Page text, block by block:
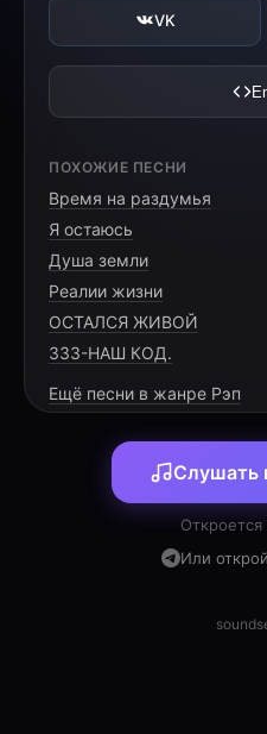
VK
ПОХОЖИЕ ПЕСНИ
Время на раздумья
Я остаюсь
Душа земли
Реалии жизни
ОСТАЛСЯ ЖИВОЙ
333-НАШ КОД.
Ещё песни в жанре Рэп
Слушать
Откроется
Или